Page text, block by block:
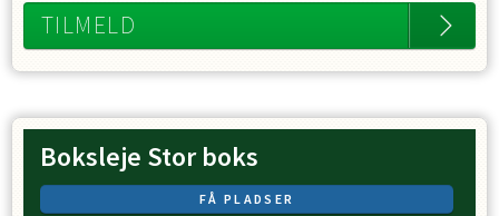
Weekendvagter - lidt info
Ved tilmelding af opstaldning med weekendvagt indgår du
Planen bliver lavet i et rul og vagtplanen laves i god tid.
7.00 og 17.00, vores elevheste skal lukkes ud og ind fra
fold, der skal strøes med halm, muges i pillebokse og
staldene skal fejes.
TILMELD
Boksleje Stor boks
FÅ PLADSER